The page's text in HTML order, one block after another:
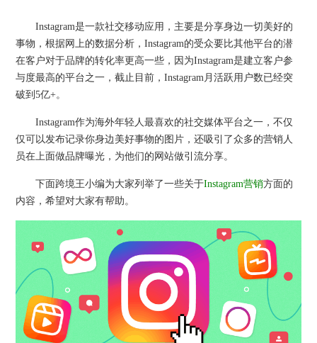
Instagram是一款社交移动应用，主要是分享身边一切美好的
事物，根据网上的数据分析，Instagram的受众要比其他平台的潜
在客户对于品牌的转化率更高一些，因为Instagram是建立客户参
与度最高的平台之一，截止目前，Instagram月活跃用户数已经突
破到5亿+。
Instagram作为海外年轻人最喜欢的社交媒体平台之一，不仅
仅可以发布记录你身边美好事物的图片，还吸引了众多的营销人
员在上面做品牌曝光，为他们的网站做引流分享。
下面跨境王小编为大家列举了一些关于Instagram营销方面的
内容，希望对大家有帮助。